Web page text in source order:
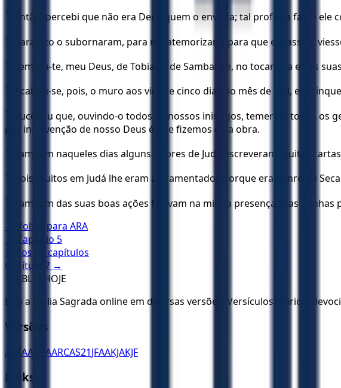
12 Então, percebi que não era Deus quem o enviara; tal profecia falou
13 Para isto o subornaram, para me atemorizar, e para que eu, assim,
14 Lembra-te, meu Deus, de Tobias e de Sambalate, no tocante a estas
15 Acabou-se, pois, o muro aos vinte e cinco dias do mês de elul, em
16
Sucedeu que, ouvindo-o todos os nossos inimigos, temeram todos
por intervenção de nosso Deus é que fizemos esta obra.
17 Também naqueles dias alguns nobres de Judá escreveram muitas
18 Pois muitos em Judá lhe eram ajuramentados porque era genro de
19
Também das suas boas ações falavam na minha presença, e as
← Voltar para ARA
← Capítulo 5
Todos os capítulos
Capítulo
7 →
BÍBLIA HOJE
Leia a Bíblia Sagrada online em diversas versões. Versículos diários,
Versões
ACFAA ARAARCAS21JFAAKJAKJF
Links